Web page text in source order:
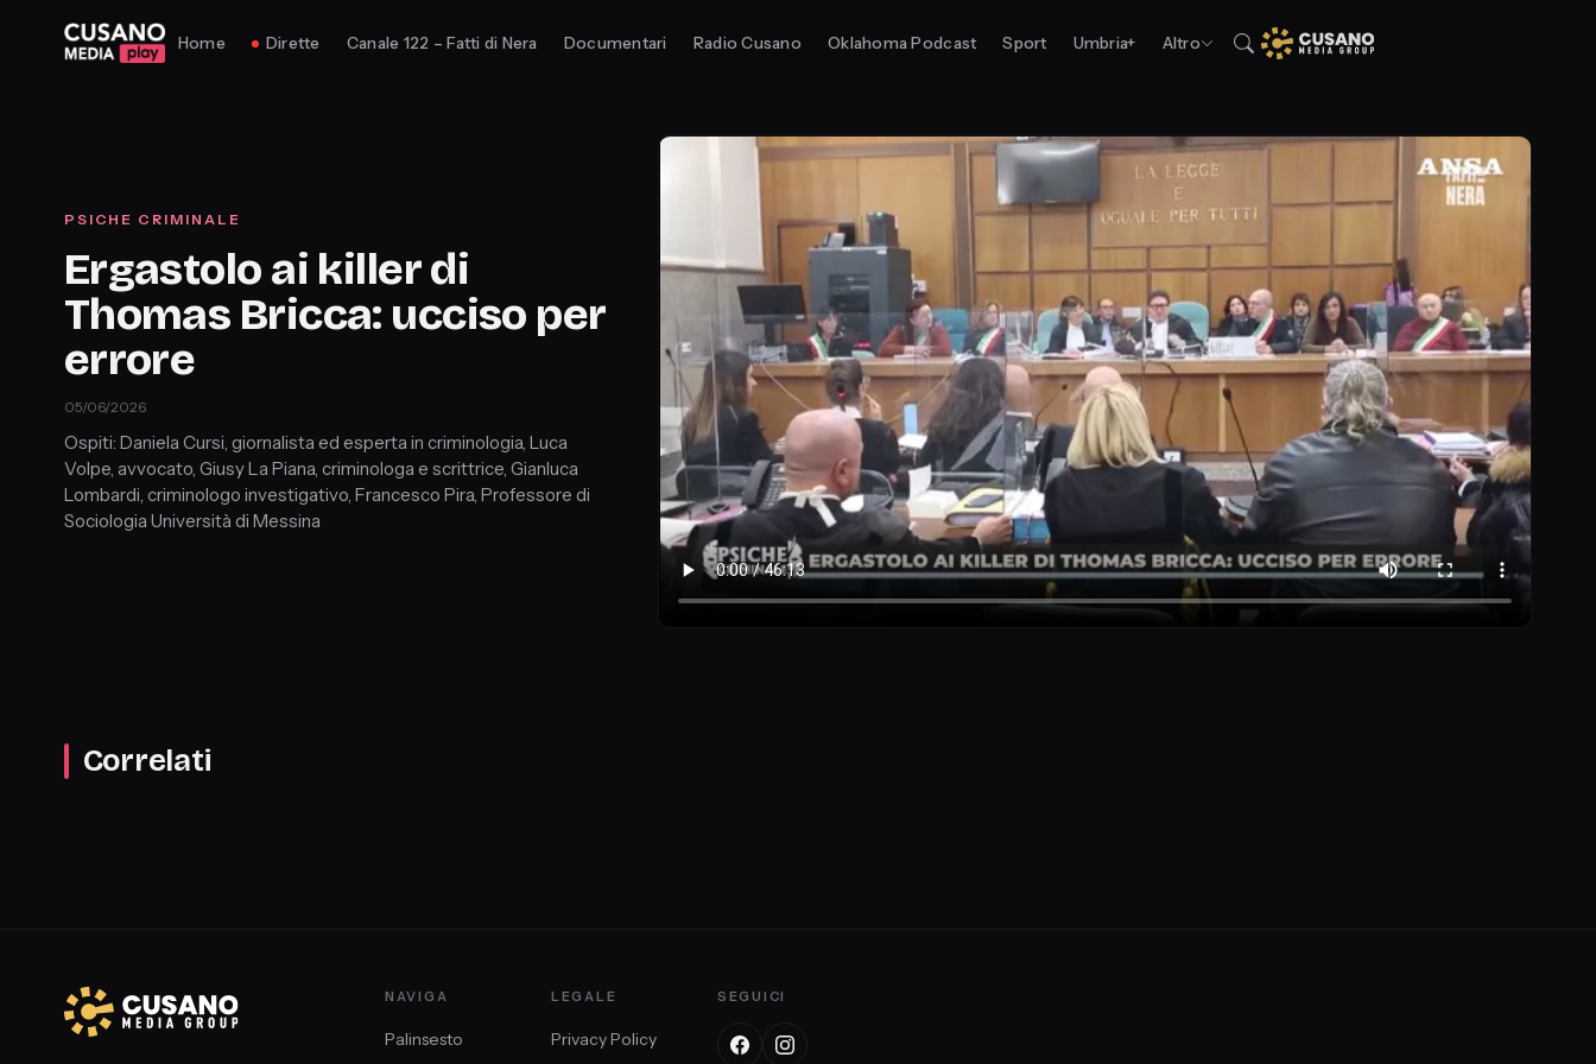
Home Dirette Canale 122 – Fatti di Nera Documentari Radio Cusano Oklahoma Podcast Sport Umbria+ Altro
PSICHE CRIMINALE
Ergastolo ai killer di
Thomas Bricca: ucciso per
errore
05/06/2026
Ospiti: Daniela Cursi, giornalista ed esperta in criminologia, Luca
Volpe, avvocato, Giusy La Piana, criminologa e scrittrice, Gianluca
Lombardi, criminologo investigativo, Francesco Pira, Professore di
Sociologia Università di Messina
Correlati
NAVIGA
Palinsesto
LEGALE
Privacy Policy
SEGUICI